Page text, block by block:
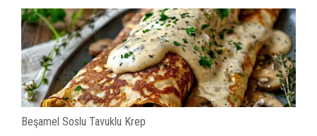
Beşamel Soslu Tavuklu Krep